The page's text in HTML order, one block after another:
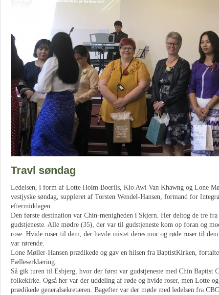
Travl søndag
Ledelsen, i form af Lotte Holm Boeriis, Kio Awi Van Khawng og Lone
vestjyske søndag, suppleret af Torsten Wendel-Hansen, formand for
eftermiddagen.
Den første destination var Chin-menigheden i Skjern. Her deltog de tre
gudstjeneste. Alle mødre (35), der var til gudstjeneste kom op foran og
rose. Hvide roser til dem, der havde mistet deres mor og røde roser til
var rørende.
Lone Møller-Hansen prædikede og gav en hilsen fra BaptistKirken,
Fælleserklæring.
Så gik turen til Esbjerg, hvor der først var gudstjeneste med Chin Baptist
folkekirke. Også her var der uddeling af røde og hvide roser, men Lotte
prædikede generalsekretæren. Bagefter var der møde med ledelsen fra